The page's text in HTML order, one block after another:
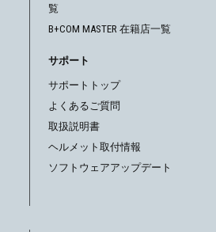
覧
B+COM MASTER 在籍店一覧
サポート
サポートトップ
よくあるご質問
取扱説明書
ヘルメット取付情報
ソフトウェアアップデート